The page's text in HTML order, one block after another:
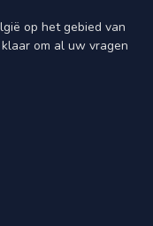
op het gebied van
om al uw vragen